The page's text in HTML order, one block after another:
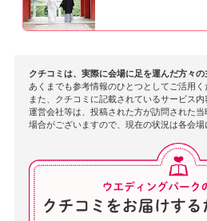
また、ご披露宴をされた料亭もま
す。また機会がございましたらご
この度は貴重な口コミをいただき
ざいました。お二人の末永いお幸
健勝とご多幸をお祈り申し上げま
クチコミは、実際に会場に足を運んだ方々の
あくまでも参考情報のひとつとしてご活用く
また、クチコミに記載されているサービス
運営会社等は、投稿された方が訪問された
場合がございますので、現在の状況は各会場